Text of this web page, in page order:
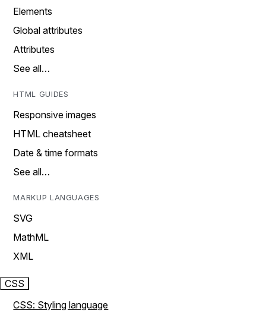
Elements
Global attributes
Attributes
See all…
HTML GUIDES
Responsive images
HTML cheatsheet
Date & time formats
See all…
MARKUP LANGUAGES
SVG
MathML
XML
CSS
CSS: Styling language